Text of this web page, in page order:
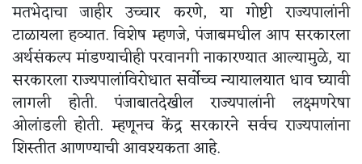
मतभेदाचा जाहीर उच्चार करणे, या गोष्टी राज्यपालांनी
टाळायला हव्यात. विशेष म्हणजे, पंजाबमधील आप सरकारला
अर्थसंकल्प मांडण्याचीही परवानगी नाकारण्यात आल्यामुळे, या
सरकारला राज्यपालांविरोधात सर्वोच्च न्यायालयात धाव घ्यावी
लागली होती. पंजाबातदेखील राज्यपालांनी लक्ष्मणरेषा
ओलांडली होती. म्हणूनच केंद्र सरकारने सर्वच राज्यपालांना
शिस्तीत आणण्याची आवश्यकता आहे.